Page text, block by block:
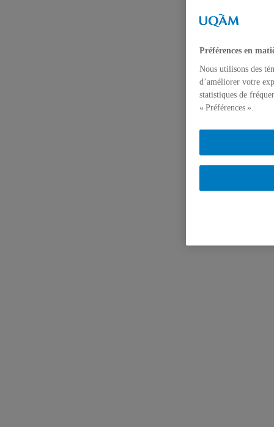
Préférences en
Nous utilisons des
d’améliorer votre
statistiques de
« Préférences ».